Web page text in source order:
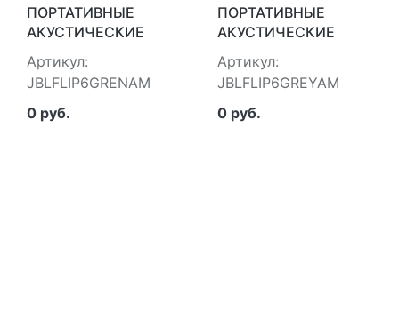
ПОРТАТИВНЫЕ
АКУСТИЧЕСКИЕ
СИСТЕМЫ JBL
JBLFLIP6GRENAM
Артикул:
JBLFLIP6GRENAM
0 руб.
ПОРТАТИВНЫЕ
АКУСТИЧЕСКИЕ
СИСТЕМЫ JBL
JBLFLIP6GREYAM
Артикул:
JBLFLIP6GREYAM
0 руб.